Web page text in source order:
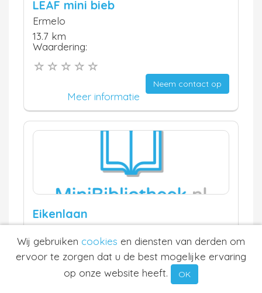
LEAF mini bieb
Ermelo
13.7 km
Waardering:
Neem contact op
Meer informatie
Eikenlaan
Ermelo
13.7 km
Waardering:
Wij gebruiken cookies en diensten van derden om
ervoor te zorgen dat u de best mogelijke ervaring
op onze website heeft.
OK